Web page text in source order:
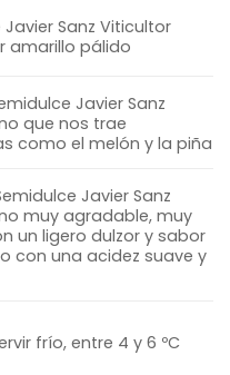
Javier Sanz Viticultor
amarillo pálido
Javier Sanz
que nos trae
como el melón y la piña
Javier Sanz
muy agradable, muy
un ligero dulzor y sabor
con una acidez suave y
frío, entre 4 y 6 ºC